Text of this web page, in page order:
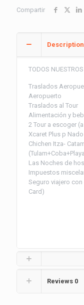
Compartir
Description
TODOS
Traslados
Aeropuerto
Traslados al Tour
Alimentación y
2 Tour a escoger
Xcaret Plus p
Chichen Itza-
Las Noches de
Impuestos
Seguro viajero
Card)
Reviews 0